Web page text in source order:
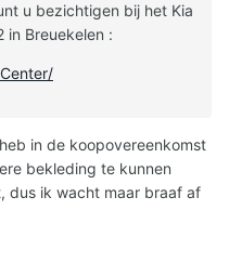
u bezichtigen bij het Kia
in Breuekelen :
in de koopovereenkomst
bekleding te kunnen
dus ik wacht maar braaf af